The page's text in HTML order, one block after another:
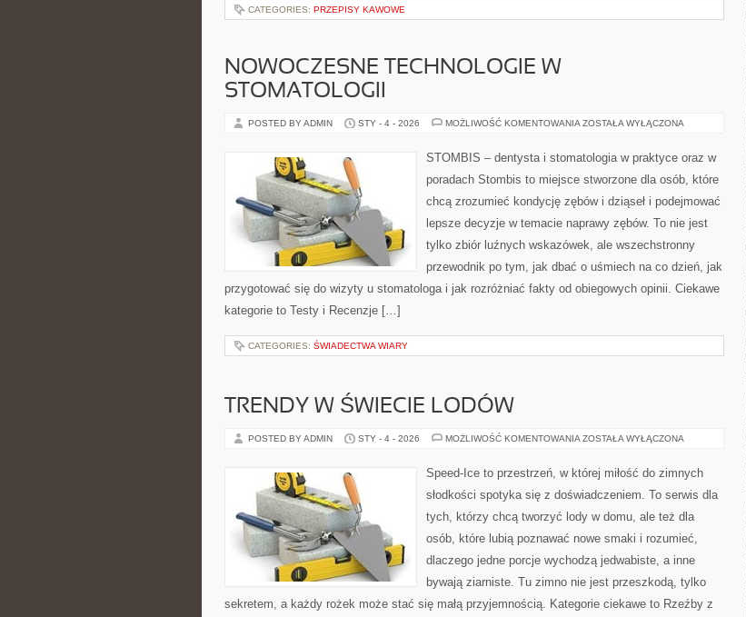
CATEGORIES: PRZEPISY KAWOWE
NOWOCZESNE TECHNOLOGIE W
STOMATOLOGII
POSTED BY ADMIN STY - 4 - 2026 MOŻLIWOŚĆ KOMENTOWANIA NOWOCZESNE
STOMATOLOGII
ZOSTAŁA WYŁĄCZONA
STOMBIS – dentysta i stomatologia w praktyce oraz w
poradach Stombis to miejsce stworzone dla osób, które
chcą zrozumieć kondycję zębów i dziąseł i podejmować
lepsze decyzje w temacie naprawy zębów. To nie jest
tylko zbiór luźnych wskazówek, ale wszechstronny
przewodnik po tym, jak dbać o uśmiech na co dzień, jak
przygotować się do wizyty u stomatologa i jak rozróżniać fakty od obiegowych opinii. Ciekawe
kategorie to Testy i Recenzje […]
CATEGORIES: ŚWIADECTWA WIARY
TRENDY W ŚWIECIE LODÓW
POSTED BY ADMIN STY - 4 - 2026 MOŻLIWOŚĆ KOMENTOWANIA TRENDY
LODÓW
ZOSTAŁA WYŁĄCZONA
Speed-Ice to przestrzeń, w której miłość do zimnych
słodkości spotyka się z doświadczeniem. To serwis dla
tych, którzy chcą tworzyć lody w domu, ale też dla
osób, które lubią poznawać nowe smaki i rozumieć,
dlaczego jedne porcje wychodzą jedwabiste, a inne
bywają ziarniste. Tu zimno nie jest przeszkodą, tylko
sekretem, a każdy rożek może stać się małą przyjemnością. Kategorie ciekawe to Rzeźby z